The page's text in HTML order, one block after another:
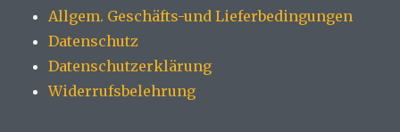
Allgem. Geschäfts-und Lieferbedingungen
Datenschutz
Datenschutzerklärung
Widerrufsbelehrung